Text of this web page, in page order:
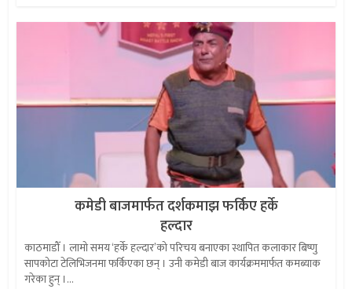
कमेडी बाजमार्फत दर्शकमाझ फर्किए हर्के
हल्दार
काठमाडौँ । लामो समय ‘हर्के हल्दार’को परिचय बनाएका स्थापित कलाकार बिष्णु
सापकोटा टेलिभिजनमा फर्किएका छन् । उनी कमेडी बाज कार्यक्रममार्फत कमब्याक
गरेका हुन् ।...